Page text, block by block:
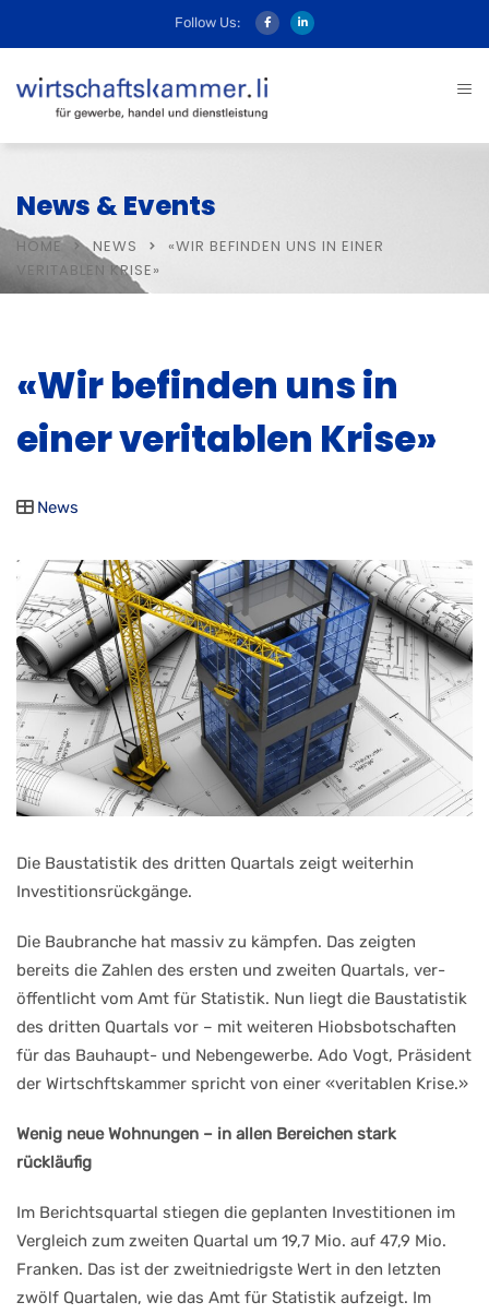
Follow Us:
News & Events
HOME NEWS
«WIR BEFINDEN UNS IN EINER
VERITABLEN KRISE»
«Wir befinden uns in
einer veritablen Krise»
News
Die Baustatistik des dritten Quartals zeigt weiterhin
Investitionsrückgänge.
Die Baubranche hat massiv zu kämp­fen. Das zeigten
bereits die Zahlen des ersten und zweiten Quartals, ver­
öffentlicht vom Amt für Statistik. Nun liegt die Baustatistik
des dritten Quar­tals vor – mit weiteren Hiobsbotschaf­ten
für das Bauhaupt- und Nebenge­werbe. Ado Vogt, Präsident
der Wirt­schftskammer spricht von einer «veritablen Krise.»
Wenig neue Wohnungen – in allen Bereichen stark
rückläufig
Im Berichtsquartal stiegen die geplan­ten Investitionen im
Vergleich zum zweiten Quartal um 19,7 Mio. auf 47,9 Mio.
Franken. Das ist der zweitnied­rigste Wert in den letzten
zwölf Quar­talen, wie das Amt für Statistik auf­zeigt. Im